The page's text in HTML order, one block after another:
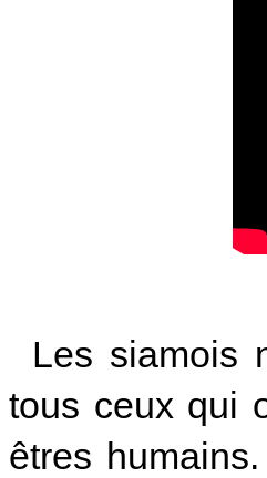
Les siamois
tous ceux qui
êtres